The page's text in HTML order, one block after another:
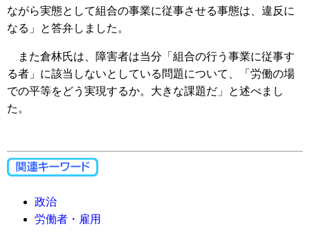
ながら実態として組合の事業に従事させる事態は、違反に
なる」と答弁しました。
また倉林氏は、障害者は当分「組合の行う事業に従事す
る者」に該当しないとしている問題について、「労働の場
での平等をどう実現するか。大きな課題だ」と述べまし
た。
政治
労働者・雇用